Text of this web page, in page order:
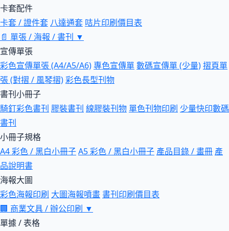
卡套配件
卡套 / 證件套 八達通套 咭片印刷價目表
📄 單張 / 海報 / 書刊 ▼
宣傳單張
彩色宣傳單張 (A4/A5/A6)專色宣傳單數碼宣傳單 (少量)摺頁單
張 (對摺 / 風琴摺)彩色長型刊物
書刊小冊子
騎釘彩色書刊 膠裝書刊 線膠裝刊物 單色刊物印刷 少量快印數碼
書刊
小冊子規格
A4 彩色 / 黑白小冊子A5 彩色 / 黑白小冊子 產品目錄 / 畫冊 產
品說明書
海報大圖
彩色海報印刷 大圖海報噴畫書刊印刷價目表
🏢 商業文具 / 辦公印刷 ▼
單據 / 表格